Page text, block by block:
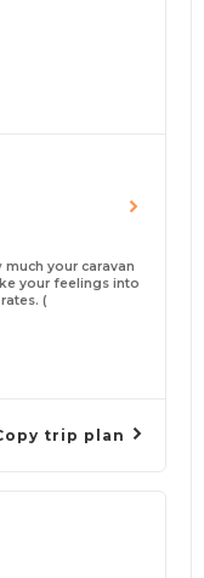
your caravan
your feelings into
(
trip plan